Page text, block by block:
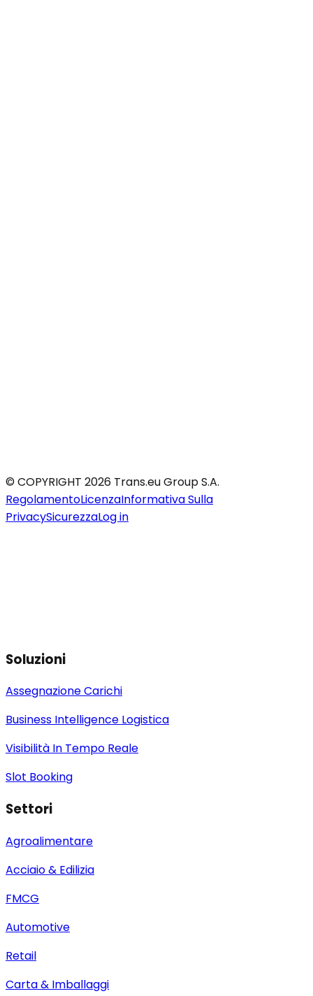
© COPYRIGHT 2026 Trans.eu Group S.A.
RegolamentoLicenzaInformativa Sulla
PrivacySicurezzaLog in
Soluzioni
Assegnazione Carichi
Business Intelligence Logistica
Visibilità In Tempo Reale
Slot Booking
Settori
Agroalimentare
Acciaio & Edilizia
FMCG
Automotive
Retail
Carta & Imballaggi